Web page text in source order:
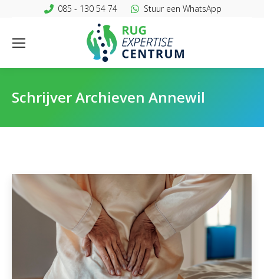
085 - 130 54 74 Stuur een WhatsApp
Schrijver Archieven Annewil